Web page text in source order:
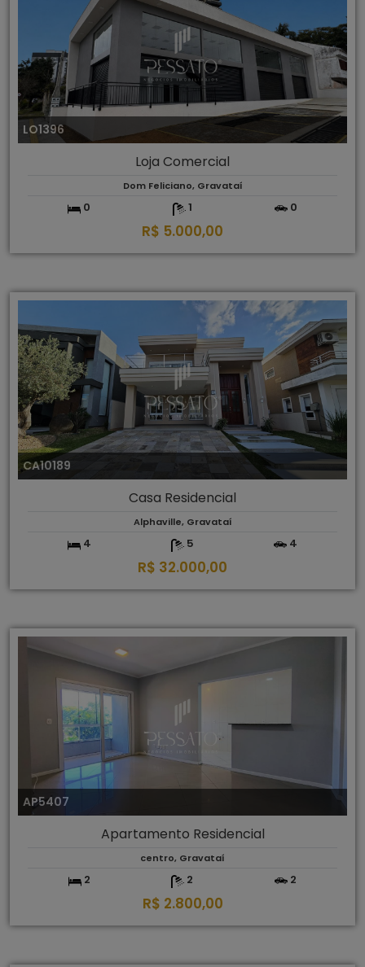
LO1396
Loja Comercial
Dom Feliciano, Gravataí
0 1 0
R$ 5.000,00
CA10189
Casa Residencial
Alphaville, Gravataí
4 5 4
R$ 32.000,00
AP5407
Apartamento Residencial
centro, Gravataí
2 2 2
R$ 2.800,00